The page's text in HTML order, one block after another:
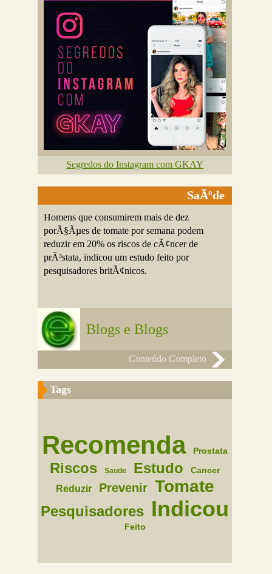
Segredos do Instagram com GKAY
SaÃºde
Homens que consumirem mais de dez
porÃ§Ãµes de tomate por semana podem
reduzir em 20% os riscos de cÃ¢ncer de
prÃ³stata, indicou um estudo feito por
pesquisadores britÃ¢nicos.
Blogs e Blogs
Conteúdo Completo
Tags
Recomenda Prostata
Riscos Saude Estudo Cancer
Reduzir Prevenir Tomate
Pesquisadores Indicou
Feito